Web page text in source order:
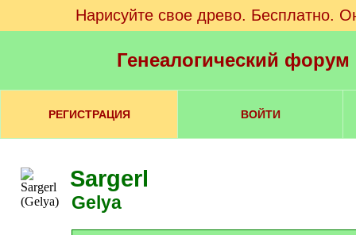
Нарисуйте свое древо. Бесплатно.
Генеалогический
РЕГИСТРАЦИЯ ВОЙТИ
Sargerl
Gelya